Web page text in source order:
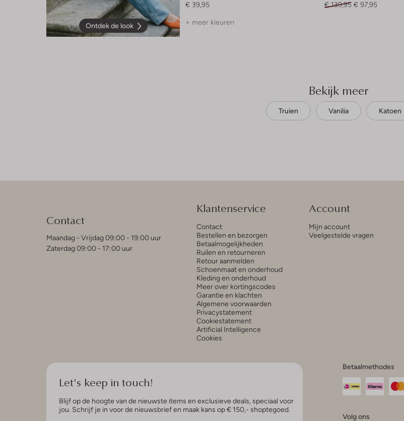
Ontdek de look
€ 39,95
+ meer kleuren
€ 139,95 € 97,95
Bekijk meer
Truien Vanilia Katoen
Contact
Maandag - Vrijdag 09:00 - 19:00 uur
Zaterdag 09:00 - 17:00 uur
Klantenservice
Contact
Bestellen en bezorgen
Betaalmogelijkheden
Ruilen en retourneren
Retour aanmelden
Schoenmaat en onderhoud
Kleding en onderhoud
Meer over kortingscodes
Garantie en klachten
Algemene voorwaarden
Privacystatement
Cookiestatement
Artificial Intelligence
Cookies
Account
Mijn account
Veelgestelde vragen
Let's keep in touch!
Blijf op de hoogte van de nieuwste items en exclusieve deals, speciaal voor
jou. Schrijf je in voor de nieuwsbrief en maak kans op € 150,- shoptegoed.
Betaalmethodes
Volg ons